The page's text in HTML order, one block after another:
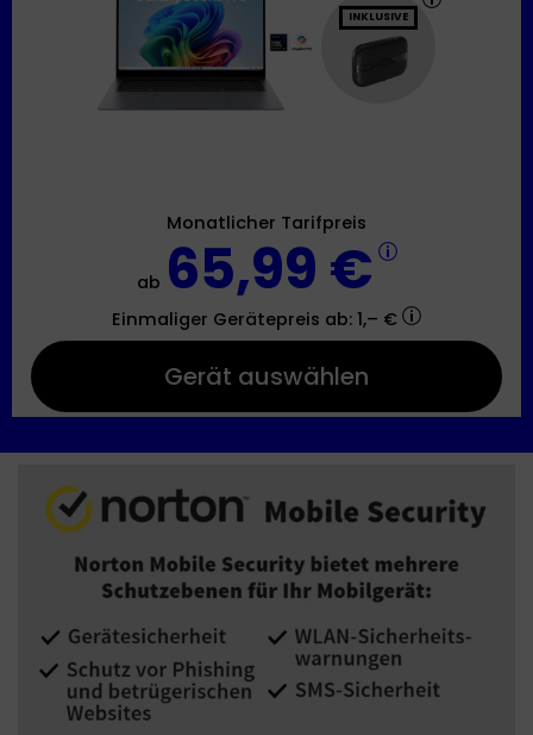
INKLUSIVE
Monatlicher Tarifpreis
ab 65,99 €
Einmaliger Gerätepreis ab: 1,– €
Gerät auswählen